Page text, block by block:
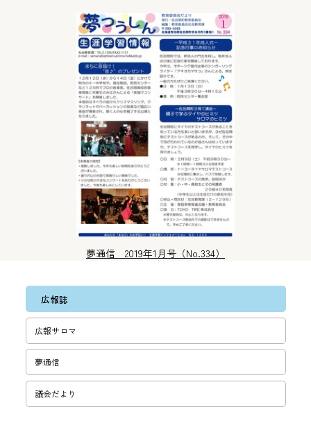
夢通信 2019年1月号（No.334）
広報誌
広報サロマ
夢通信
議会だより